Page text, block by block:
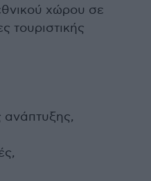
χώρου σε
τουριστικής
ανάπτυξης,